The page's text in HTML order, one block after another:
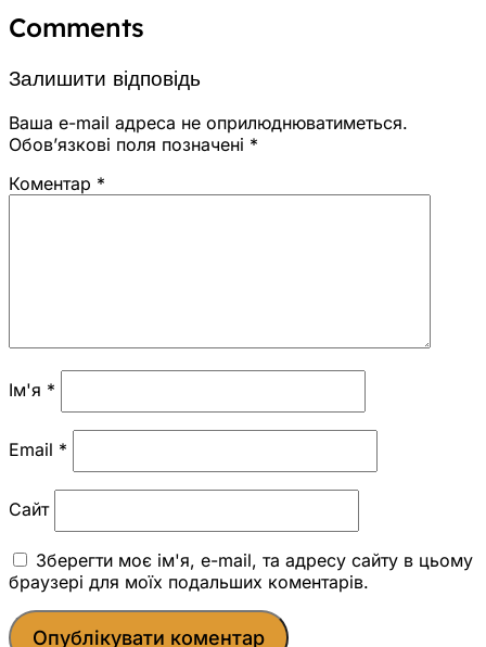
Comments
Залишити відповідь
Ваша e-mail адреса не оприлюднюватиметься.
Обов’язкові поля позначені *
Коментар *
Ім'я *
Email *
Сайт
Зберегти моє ім'я, e-mail, та адресу сайту в цьому
браузері для моїх подальших коментарів.